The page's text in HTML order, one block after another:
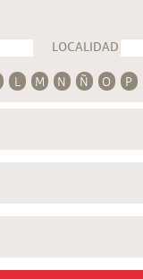
LOCALIDAD
L M N Ñ O P